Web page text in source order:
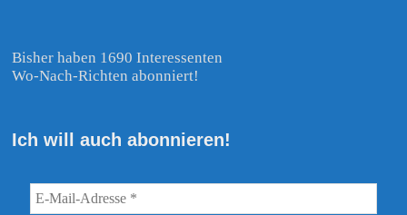
Bisher haben 1690 Interessenten
Wo-Nach-Richten abonniert!
Ich will auch abonnieren!